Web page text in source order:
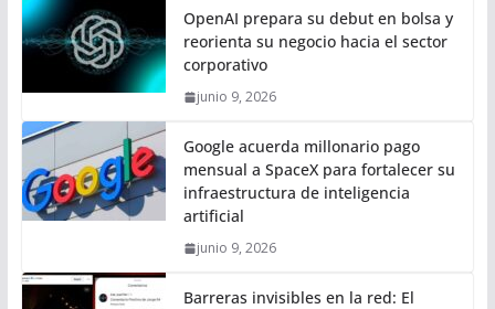
OpenAI prepara su debut en bolsa y
reorienta su negocio hacia el sector
corporativo
junio 9, 2026
Google acuerda millonario pago
mensual a SpaceX para fortalecer su
infraestructura de inteligencia
artificial
junio 9, 2026
Barreras invisibles en la red: El